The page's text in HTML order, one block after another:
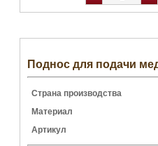
Поднос для подачи
Страна производства
Материал
Артикул